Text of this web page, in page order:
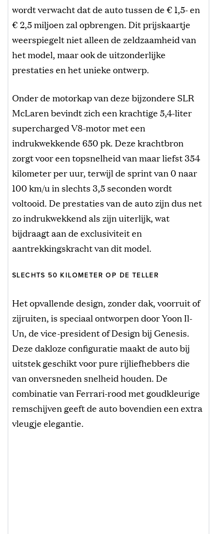
wordt verwacht dat de auto tussen de € 1,5- en
€ 2,5 miljoen zal opbrengen. Dit prijskaartje
weerspiegelt niet alleen de zeldzaamheid van
het model, maar ook de uitzonderlijke
prestaties en het unieke ontwerp.
Onder de motorkap van deze bijzondere SLR
McLaren bevindt zich een krachtige 5,4-liter
supercharged V8-motor met een
indrukwekkende 650 pk. Deze krachtbron
zorgt voor een topsnelheid van maar liefst 354
kilometer per uur, terwijl de sprint van 0 naar
100 km/u in slechts 3,5 seconden wordt
voltooid. De prestaties van de auto zijn dus net
zo indrukwekkend als zijn uiterlijk, wat
bijdraagt aan de exclusiviteit en
aantrekkingskracht van dit model.
SLECHTS 50 KILOMETER OP DE TELLER
Het opvallende design, zonder dak, voorruit of
zijruiten, is speciaal ontworpen door Yoon Il-
Un, de vice-president of Design bij Genesis.
Deze dakloze configuratie maakt de auto bij
uitstek geschikt voor pure rijliefhebbers die
van onversneden snelheid houden. De
combinatie van Ferrari-rood met goudkleurige
remschijven geeft de auto bovendien een extra
vleugje elegantie.